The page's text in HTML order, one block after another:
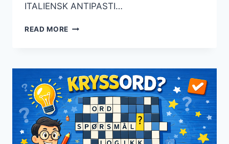
ITALIENSK ANTIPASTI…
READ MORE ITALIENSK
KRYSSORD
VINKENE
OG
LØSNINGSALTERNATIVENE